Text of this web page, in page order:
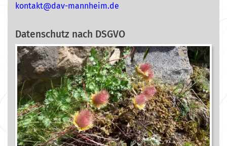
ed.mi
ehnna
m-vad
@tkat
nok
Datenschutz nach DSGVO